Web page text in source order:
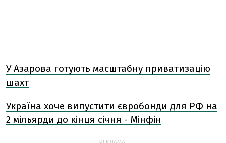
У Азарова готують масштабну приватизацію
шахт
Україна хоче випустити євробонди для РФ на
2 мільярди до кінця січня - Мінфін